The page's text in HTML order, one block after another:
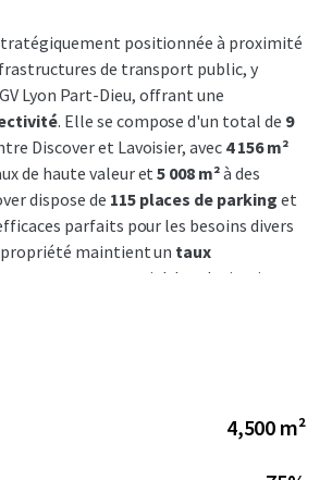
positionnée à proximité
de transport public, y
Lyon Part-Dieu, offrant une
. Elle se compose d'un total de 9
Discover et Lavoisier, avec 4 156 m²
de haute valeur et5 008 m²à des
dispose de 115 places de parking et
parfaits pour les besoins divers
propriété maintient un taux
avec un potentiel de valorisation
espaces actuellement vacants.
catalysant à la fois la demande
4,500 m²